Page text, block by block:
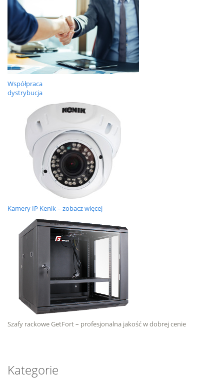
Współpraca
dystrybucja
Kamery IP Kenik – zobacz więcej
Szafy rackowe GetFort – profesjonalna jakość w dobrej cenie
Kategorie